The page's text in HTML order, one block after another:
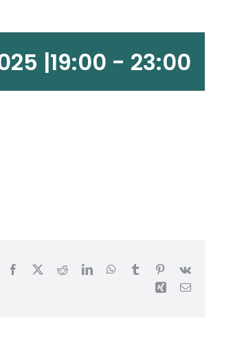
|19:00 - 23:00
Facebook RedditLinkedInWhatsApp
Tumblr Pinterest
Vk
Xing E-